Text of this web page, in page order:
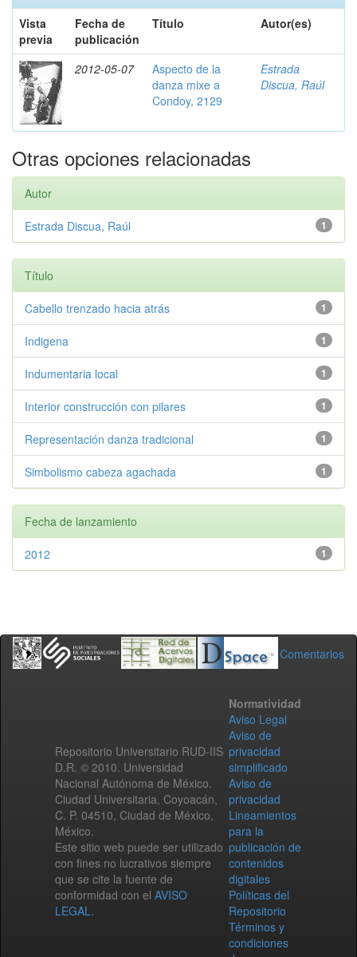
Vista
previa
Fecha de
publicación
Título Autor(es)
2012-05-07
Aspecto de la
danza mixe a
Condoy, 2129
Estrada
Discua, Raúl
Otras opciones relacionadas
Autor
1
Estrada Discua, Raúl
Título
1
Cabello trenzado hacia atrás
1
Indigena
1
Indumentaria local
1
Interior construcción con pilares
1
Representación danza tradicional
1
Simbolismo cabeza agachada
Fecha de lanzamiento
1
2012
Comentarios
Repositorio Universitario RUD-IIS
D.R. © 2010. Universidad
Nacional Autónoma de México.
Ciudad Universitaria, Coyoacán,
C. P. 04510, Ciudad de México,
México.
Este sitio web puede ser utilizado
con fines no lucrativos siempre
que se cite la fuente de
conformidad con el AVISO
LEGAL.
Normatividad
Aviso Legal
Aviso de
privacidad
simplificado
Aviso de
privacidad
Lineamientos
para la
publicación de
contenidos
digitales
Políticas del
Repositorio
Términos y
condiciones